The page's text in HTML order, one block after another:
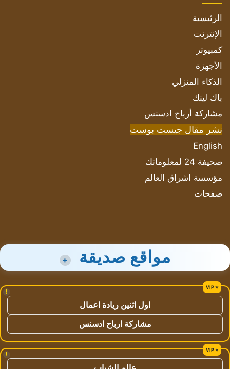
الرئيسية
الإنترنت
كمبيوتر
الأجهزة
الذكاء المنزلي
باك لينك
مشاركة أرباح ادسنس
نشر مقال جيست بوست
English
صحيفة 24 لمعلوماتك
مؤسسة اشراق العالم
صفحات
مواقع صديقة +
!
اول اثنين ريادة اعمال
مشاركة ارباح ادسنس
!